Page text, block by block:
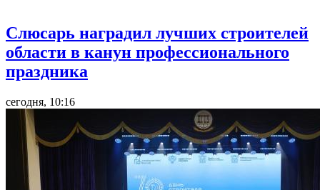
Слюсарь наградил лучших строителей
области в канун профессионального
праздника
сегодня, 10:16